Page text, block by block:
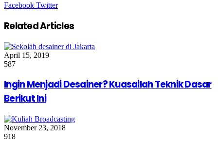
Facebook TwitterGoogle+
LinkedIn
StumbleUpon
Tumblr
Pinterest
Reddit
VKontakte
Share
Email
Print
Related Articles
April 15, 2019
587
Ingin Menjadi Desainer? Kuasailah Teknik Dasar
Berikut Ini
November 23, 2018
918